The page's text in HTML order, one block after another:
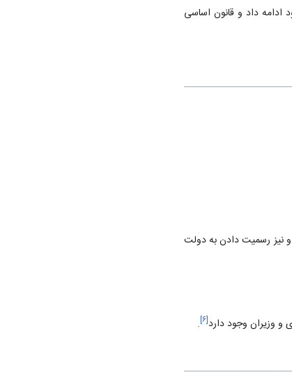
و پس از درگذشت امام خمینی در خرداد ۱۳۶۸، به مأموریت خود ادامه داد و قانون اساسی
و نیز رسمیت دادن به دولت
وزیران وجود دارد[۶]
.